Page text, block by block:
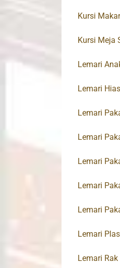
Kursi
Kursi Meja
Lemari
Lemari Hias
Lemari
Lemari
Lemari
Lemari
Lemari
Lemari
Lemari Rak